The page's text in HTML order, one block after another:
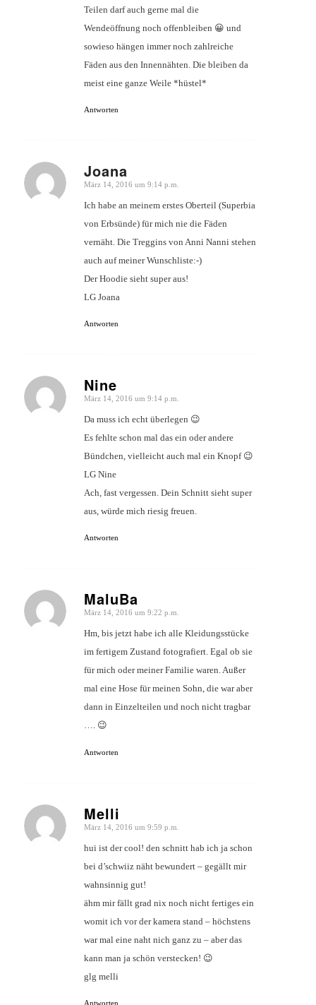
Teilen darf auch gerne mal die
Wendeöffnung noch offenbleiben 😀 und
sowieso hängen immer noch zahlreiche
Fäden aus den Innennähten. Die bleiben da
meist eine ganze Weile *hüstel*
Antworten
Joana
sagte:
März 14, 2016 um 9:14 p.m.
Ich habe an meinem erstes Oberteil (Superbia
von Erbsünde) für mich nie die Fäden
vernäht. Die Treggins von Anni Nanni stehen
auch auf meiner Wunschliste:-)
Der Hoodie sieht super aus!
LG Joana
Antworten
Nine
sagte:
März 14, 2016 um 9:14 p.m.
Da muss ich echt überlegen 😉
Es fehlte schon mal das ein oder andere
Bündchen, vielleicht auch mal ein Knopf 😉
LG Nine
Ach, fast vergessen. Dein Schnitt sieht super
aus, würde mich riesig freuen.
Antworten
MaluBa
sagte:
März 14, 2016 um 9:22 p.m.
Hm, bis jetzt habe ich alle Kleidungsstücke
im fertigem Zustand fotografiert. Egal ob sie
für mich oder meiner Familie waren. Außer
mal eine Hose für meinen Sohn, die war aber
dann in Einzelteilen und noch nicht tragbar
…. 😉
Antworten
Melli
sagte:
März 14, 2016 um 9:59 p.m.
hui ist der cool! den schnitt hab ich ja schon
bei d’schwiiz näht bewundert – gegällt mir
wahnsinnig gut!
ähm mir fällt grad nix noch nicht fertiges ein
womit ich vor der kamera stand – höchstens
war mal eine naht nich ganz zu – aber das
kann man ja schön verstecken! 😉
glg melli
Antworten